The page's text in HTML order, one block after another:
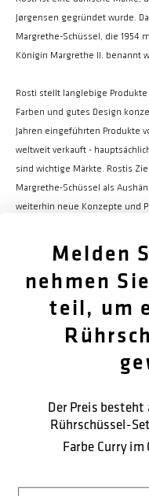
Jørgensen gegründet wurde.
Margrethe-Schüssel, die 1954
Königin Margrethe II. benannt
Rosti stellt langlebige
Farben und gutes Design
Jahren eingeführten Produkte
weltweit verkauft -
sind wichtige Märkte. Rostis
Margrethe-Schüssel als
weiterhin neue Konzepte und
FØLG OS
KONTAKTIEREN SIE UNS
Melden
nehmen
teil, um
Der Preis
Rührschüssel-
Farbe Curry